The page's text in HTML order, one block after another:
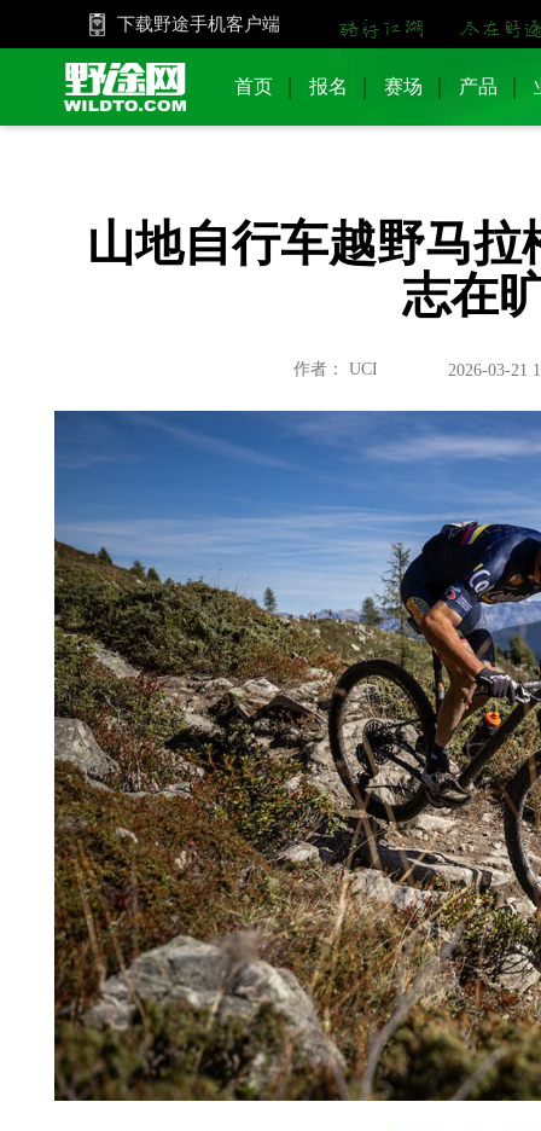
下载野途手机客户端
首页 报名 赛场 产品
山地自行车越野马
志在
作者： UCI 2026-03-21